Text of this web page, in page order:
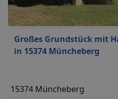
Großes Grundstück mit
in 15374 Müncheberg
15374 Müncheberg